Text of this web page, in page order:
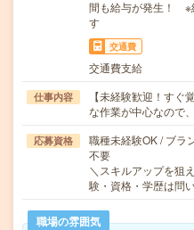
間も給与が発生！ ※
す
交通費
交通費支給
仕事内容
【未経験歓迎！すぐ
な作業が中心なので
応募資格
職種未経験OK / ブラ
不要
＼スキルアップを狙
験・資格・学歴は問
職場の雰囲気